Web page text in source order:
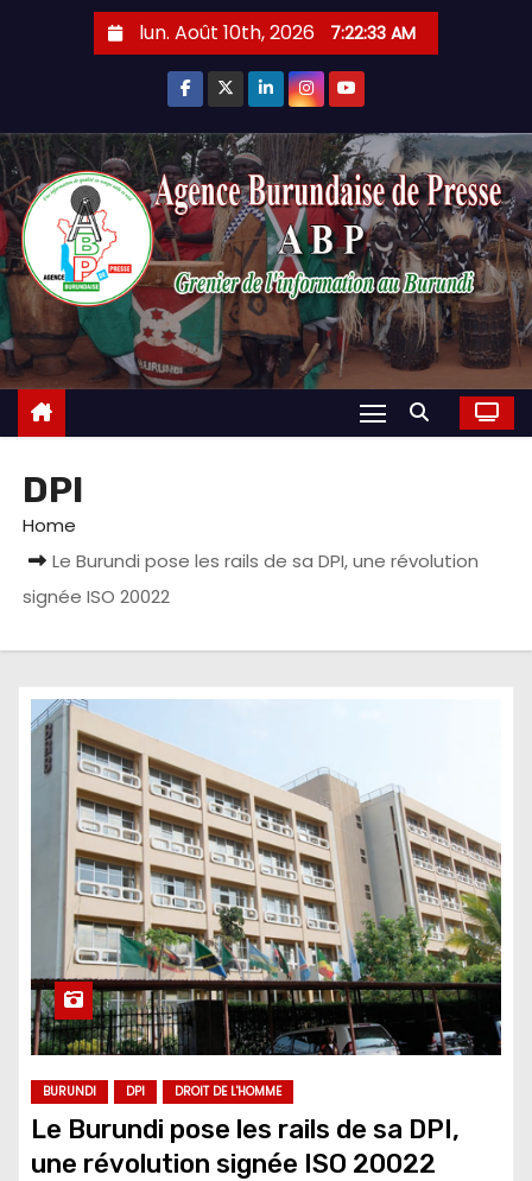
lun. Août 10th, 2026 7:22:34 AM
DPI
Home
Le Burundi pose les rails de sa DPI, une révolution
signée ISO 20022
BURUNDI DPI DROIT DE L'HOMME
Le Burundi pose les rails de sa DPI,
une révolution signée ISO 20022